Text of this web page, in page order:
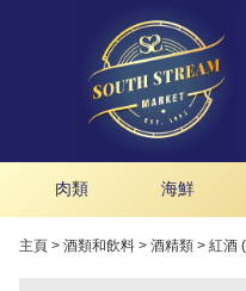
肉類 海鮮
主頁 > 酒類和飲料 > 酒精類 > 紅酒